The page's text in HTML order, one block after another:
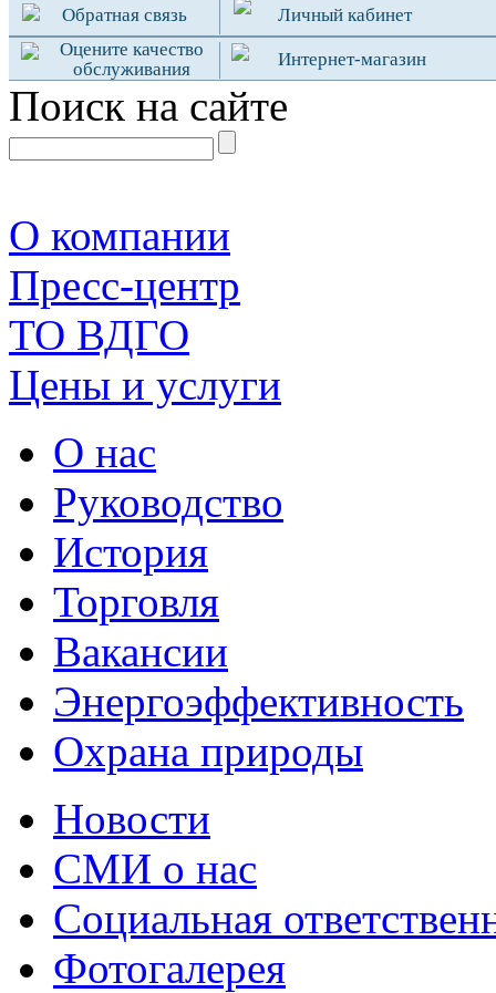
Обратная связь
Личный кабинет
Оцените качество
обслуживания
Интернет-магазин
Поиск на сайте
О компании
Пресс-центр
TO ВДГО
Цены и услуги
О нас
Руководство
История
Торговля
Вакансии
Энергоэффективность
Охрана природы
Новости
СМИ о нас
Социальная
Фотогалерея